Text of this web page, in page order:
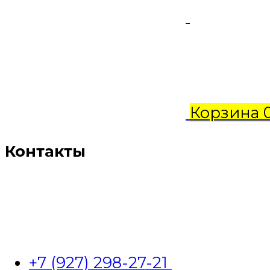
Корзина
Контакты
+7 (927) 298-27-21